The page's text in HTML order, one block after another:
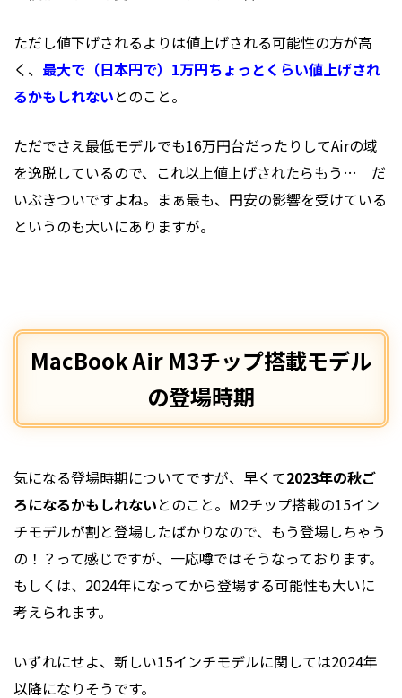
ただし値下げされるよりは値上げされる可能性の方が高
く、 最大で（日本円で）1万円ちょっとくらい値上げされ
るかもしれないとのこと。
ただでさえ最低モデルでも16万円台だったりしてAirの域
を逸脱しているので、これ以上値上げされたらもう… だ
いぶきついですよね。まぁ最も、円安の影響を受けている
というのも大いにありますが。
MacBook Air M3チップ搭載モデル
の登場時期
気になる登場時期についてですが、早くて2023年の秋ご
ろになるかもしれないとのこと。M2チップ搭載の15イン
チモデルが割と登場したばかりなので、もう登場しちゃう
の！？って感じですが、一応噂ではそうなっております。
もしくは、2024年になってから登場する可能性も大いに
考えられます。
いずれにせよ、新しい15インチモデルに関しては2024年
以降になりそうです。